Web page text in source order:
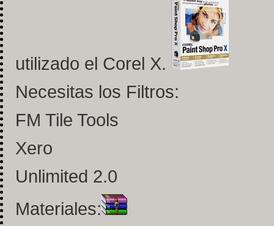
utilizado el Corel X.
Necesitas los Filtros:
FM Tile Tools
Xero
Unlimited 2.0
Materiales: